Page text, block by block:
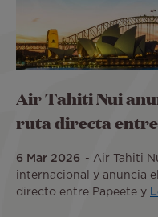
Air Tahiti Nui
ruta directa
6 Mar 2026
Air Tahiti
internacional y anuncia
directo entre Papeete y